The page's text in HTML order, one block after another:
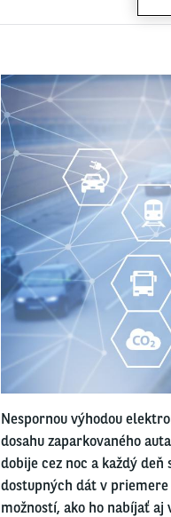
Nespornou výhodou
dosahu zaparkovaného
dobije cez noc a každý
dostupných dát v priemere
možností, ako ho nabíjať aj